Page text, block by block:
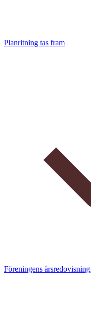
Planritning tas fram
Föreningens